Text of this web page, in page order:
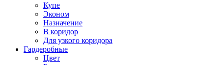
Купе
Эконом
Назначение
В коридор
Для узкого коридора
Гардеробные
Цвет